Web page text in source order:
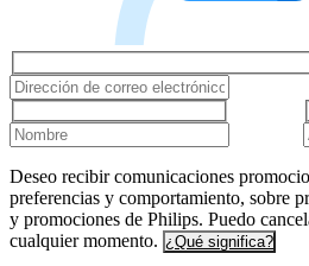
Deseo recibir comunicaciones
preferencias y comportamiento, sobre
y promociones de Philips. Puedo
cualquier momento. ¿Qué significa?